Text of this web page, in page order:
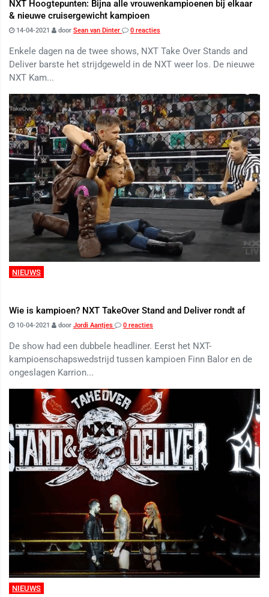
NXT Hoogtepunten: Bijna alle vrouwenkampioenen bij elkaar
& nieuwe cruisergewicht kampioen
14-04-2021 door Sean van Dinter 0 reacties
Enkele dagen na de twee shows, NXT Take Over Stands and
Deliver barste het strijdgeweld in de NXT weer los. De nieuwe
NXT Kam...
NIEUWS
Wie is kampioen? NXT TakeOver Stand and Deliver rondt af
10-04-2021 door Jordi Aantjes 0 reacties
De show had een dubbele headliner. Eerst het NXT-
kampioenschapswedstrijd tussen kampioen Finn Balor en de
ongeslagen Karrion...
NIEUWS